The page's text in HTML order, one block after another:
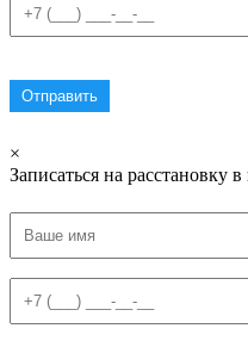
×
Записаться на расстановку